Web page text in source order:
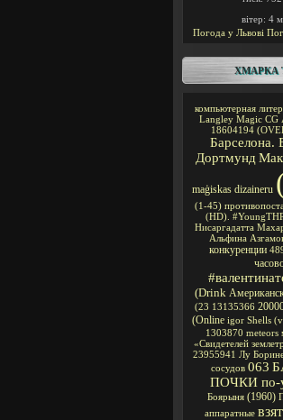
вітер: 4
Погода у Львові
ХМАРКА
компьютерная
Langley Magic CG
18604194
Барселона.
Дортмунд
maģiskas dizaineru
(1-45)
(HD).
Нисаргадатта
Альфина
конкуренции
(Drink
(23 13135366
(Online igor Shells
1303870 meteors
«Свидетелей
23955941 Лу
сосудов 063
ПОЧКИ по-
Боярыня (1960)
аппаратные